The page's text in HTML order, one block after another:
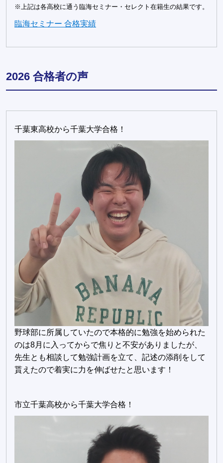
※上記は各高校に通う臨海セミナー・セレクト在籍生の結果です。
臨海セミナー 合格実績
2026 合格者の声
千葉東高校から千葉大学合格！
野球部に所属していたので本格的に勉強を始められた
のは8月に入ってからで焦りと不安がありましたが、
先生とも相談して勉強計画を立て、記述の添削をして
貰えたので着実に力を伸ばせたと思います！
市立千葉高校から千葉大学合格！